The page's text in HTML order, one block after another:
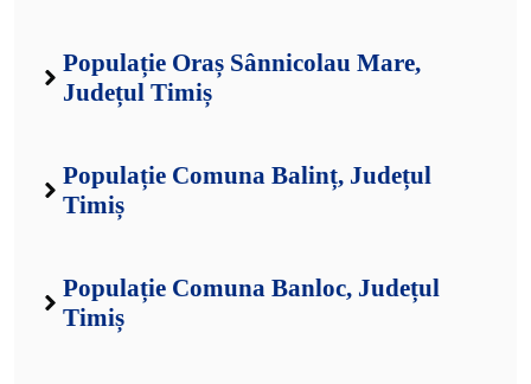
Populație Oraș Sânnicolau Mare,
Județul Timiș
Populație Comuna Balinț, Județul
Timiș
Populație Comuna Banloc, Județul
Timiș